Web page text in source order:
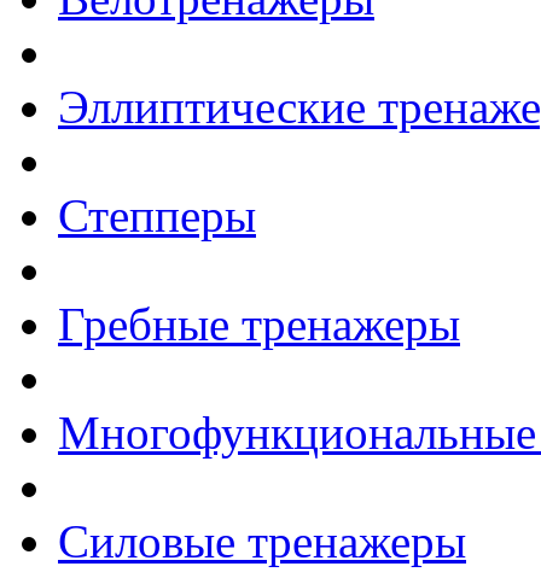
Эллиптические
Степперы
Гребные тренажеры
Силовые тренажеры